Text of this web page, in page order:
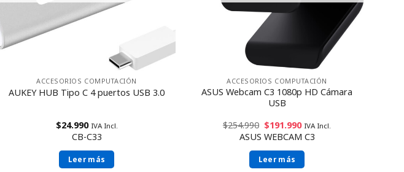
ACCESORIOS COMPUTACIÓN
AUKEY HUB Tipo C 4 puertos USB 3.0
$24.990 IVA Incl.
CB-C33
Leer más
ACCESORIOS COMPUTACIÓN
ASUS Webcam C3 1080p HD Cámara
USB
$254.990 $191.990 IVA Incl.
ASUS WEBCAM C3
Leer más